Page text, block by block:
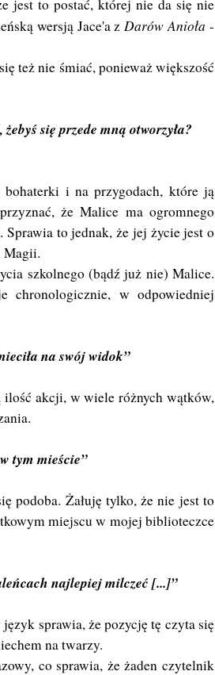
jest to postać, której nie da się nie
wersją Jace'a z Darów Anioła -
też nie śmiać, ponieważ większość
się przede mną otworzyła?
bohaterki i na przygodach, które ją
że Malice ma ogromnego
Sprawia to jednak, że jej życie jest o
Magii.
szkolnego (bądź już nie) Malice.
w odpowiedniej
na swój widok”
akcji, w wiele różnych wątków,
tym mieście”
podoba. Żałuję tylko, że nie jest to
miejscu w mojej biblioteczce
najlepiej milczeć [...]”
sprawia, że pozycję tę czyta się
na twarzy.
co sprawia, że żaden czytelnik